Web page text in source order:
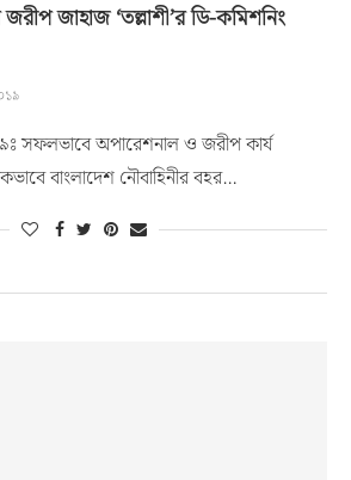
জরীপ জাহাজ ‘তল্লাশী’র ডি-কমিশনিং
সফলভাবে অপারেশনাল ও জরীপ কার্য
বাংলাদেশ নৌবাহিনীর বহর…